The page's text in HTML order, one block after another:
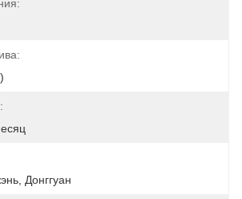
Донггуан